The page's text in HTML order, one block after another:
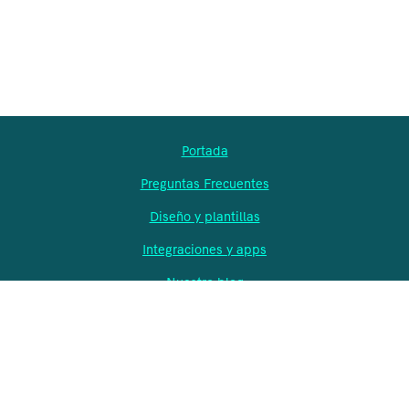
Portada
Preguntas Frecuentes
Diseño y plantillas
Integraciones y apps
Nuestro blog